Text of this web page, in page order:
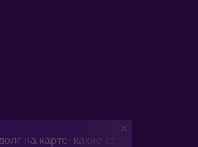
на карте: какие страны в